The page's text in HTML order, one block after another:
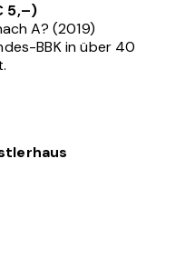
5,–)
A? (2019)
BBK in über 40